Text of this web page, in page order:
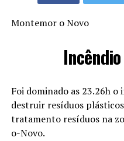
Montemor o Novo
Foi dominado as 23.26h
destruir resíduos
tratamento resíduos na
o-Novo.